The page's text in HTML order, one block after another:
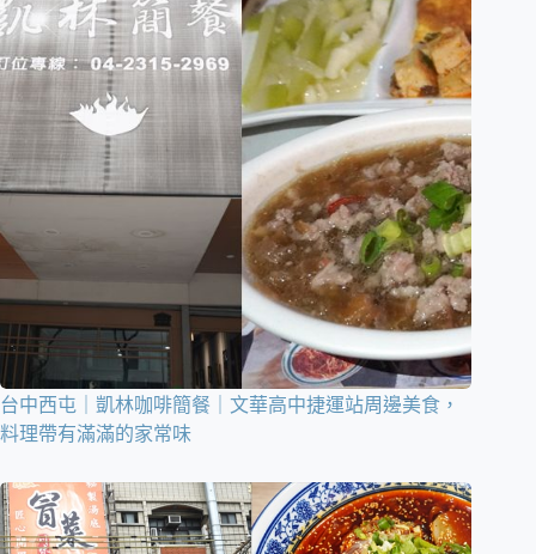
台中西屯｜凱林咖啡簡餐｜文華高中捷運站周邊美食，
料理帶有滿滿的家常味